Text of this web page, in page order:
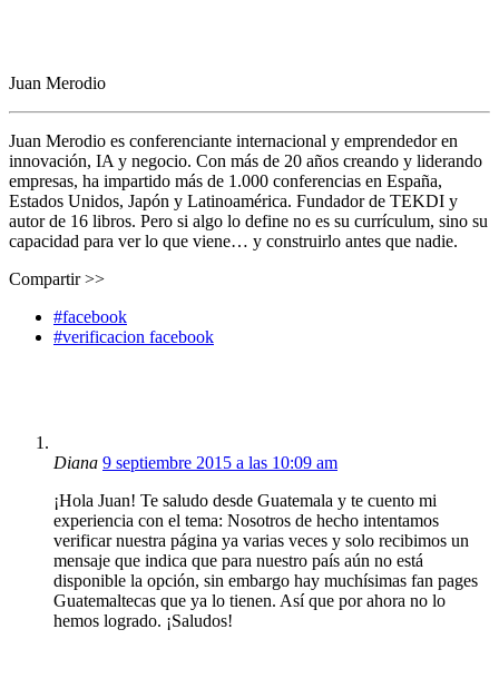
Juan Merodio
Juan Merodio es conferenciante internacional y emprendedor en
innovación, IA y negocio. Con más de 20 años creando y liderando
empresas, ha impartido más de 1.000 conferencias en España,
Estados Unidos, Japón y Latinoamérica. Fundador de TEKDI y
autor de 16 libros. Pero si algo lo define no es su currículum, sino su
capacidad para ver lo que viene… y construirlo antes que nadie.
Compartir >>
#facebook
#verificacion facebook
Diana 9 septiembre 2015 a las 10:09 am
¡Hola Juan! Te saludo desde Guatemala y te cuento mi
experiencia con el tema: Nosotros de hecho intentamos
verificar nuestra página ya varias veces y solo recibimos un
mensaje que indica que para nuestro país aún no está
disponible la opción, sin embargo hay muchísimas fan pages
Guatemaltecas que ya lo tienen. Así que por ahora no lo
hemos logrado. ¡Saludos!